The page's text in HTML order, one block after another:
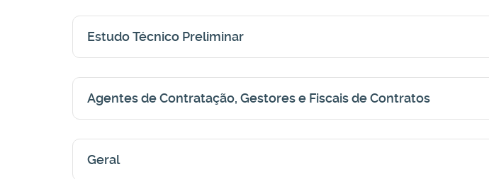
Estudo Técnico Preliminar
Agentes de Contratação, Gestores e Fiscais de Contratos
Geral